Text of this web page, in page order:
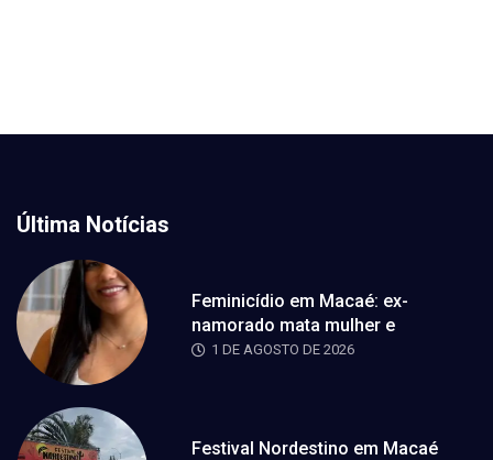
Última Notícias
Feminicídio em Macaé: ex-
namorado mata mulher e
1 DE AGOSTO DE 2026
Festival Nordestino em Macaé